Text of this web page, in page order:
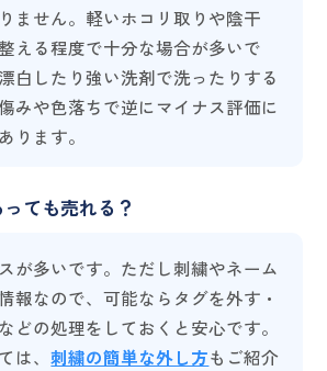
ません。軽いホコリ取りや陰干
える程度で十分な場合が多いで
白したり強い洗剤で洗ったりする
みや色落ちで逆にマイナス評価に
ります。
ても売れる？
が多いです。ただし刺繍やネーム
報なので、可能ならタグを外す・
どの処理をしておくと安心です。
は、刺繍の簡単な外し方もご紹介